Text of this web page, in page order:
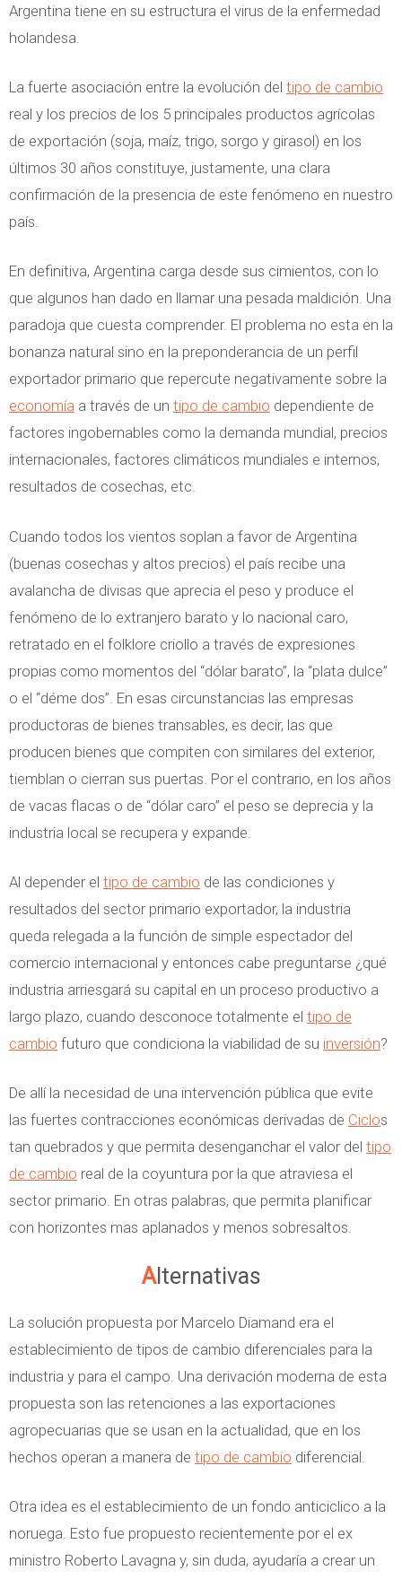
Argentina tiene en su estructura el virus de la enfermedad
holandesa.
La fuerte asociación entre la evolución del tipo de cambio
real y los precios de los 5 principales productos agrícolas
de exportación (soja, maíz, trigo, sorgo y girasol) en los
últimos 30 años constituye, justamente, una clara
confirmación de la presencia de este fenómeno en nuestro
país.
En definitiva, Argentina carga desde sus cimientos, con lo
que algunos han dado en llamar una pesada maldición. Una
paradoja que cuesta comprender. El problema no esta en la
bonanza natural sino en la preponderancia de un perfil
exportador primario que repercute negativamente sobre la
economía a través de un tipo de cambio dependiente de
factores ingobernables como la demanda mundial, precios
internacionales, factores climáticos mundiales e internos,
resultados de cosechas, etc.
Cuando todos los vientos soplan a favor de Argentina
(buenas cosechas y altos precios) el país recibe una
avalancha de divisas que aprecia el peso y produce el
fenómeno de lo extranjero barato y lo nacional caro,
retratado en el folklore criollo a través de expresiones
propias como momentos del “dólar barato”, la “plata dulce”
o el “déme dos”. En esas circunstancias las empresas
productoras de bienes transables, es decir, las que
producen bienes que compiten con similares del exterior,
tiemblan o cierran sus puertas. Por el contrario, en los años
de vacas flacas o de “dólar caro” el peso se deprecia y la
industria local se recupera y expande.
Al depender el tipo de cambio de las condiciones y
resultados del sector primario exportador, la industria
queda relegada a la función de simple espectador del
comercio internacional y entonces cabe preguntarse ¿qué
industria arriesgará su capital en un proceso productivo a
largo plazo, cuando desconoce totalmente el tipo de
cambio futuro que condiciona la viabilidad de su inversión?
De allí la necesidad de una intervención pública que evite
las fuertes contracciones económicas derivadas de Ciclos
tan quebrados y que permita desenganchar el valor del tipo
de cambio real de la coyuntura por la que atraviesa el
sector primario. En otras palabras, que permita planificar
con horizontes mas aplanados y menos sobresaltos.
Alternativas
La solución propuesta por Marcelo Diamand era el
establecimiento de tipos de cambio diferenciales para la
industria y para el campo. Una derivación moderna de esta
propuesta son las retenciones a las exportaciones
agropecuarias que se usan en la actualidad, que en los
hechos operan a manera de tipo de cambio diferencial.
Otra idea es el establecimiento de un fondo anticiclico a la
noruega. Esto fue propuesto recientemente por el ex
ministro Roberto Lavagna y, sin duda, ayudaría a crear un